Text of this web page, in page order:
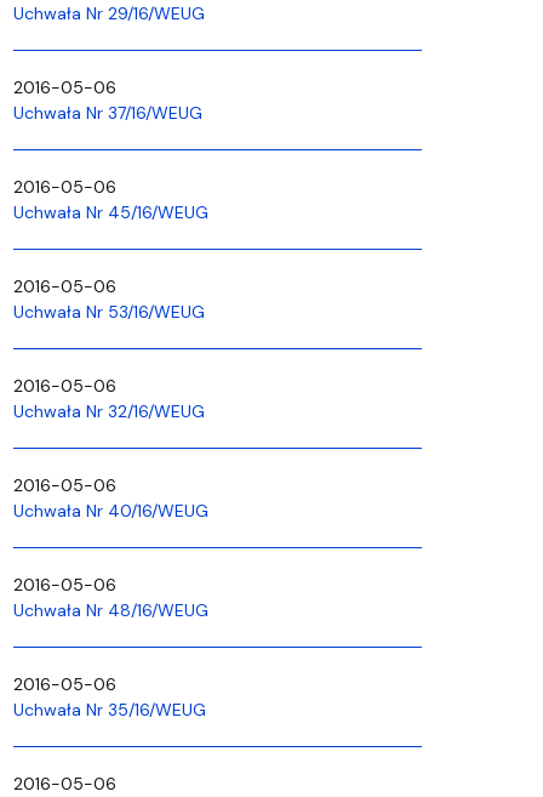
Uchwała Nr 29/16/WEUG
2016-05-06
Uchwała Nr 37/16/WEUG
2016-05-06
Uchwała Nr 45/16/WEUG
2016-05-06
Uchwała Nr 53/16/WEUG
2016-05-06
Uchwała Nr 32/16/WEUG
2016-05-06
Uchwała Nr 40/16/WEUG
2016-05-06
Uchwała Nr 48/16/WEUG
2016-05-06
Uchwała Nr 35/16/WEUG
2016-05-06